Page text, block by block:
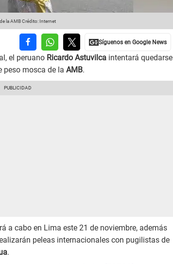
la AMBCrédito: Internet
el peruano Ricardo Astuvilca intentará quedarse
peso mosca de la AMB.
a cabo en Lima este 21 de noviembre, además
peleas internacionales con pugilistas de
.